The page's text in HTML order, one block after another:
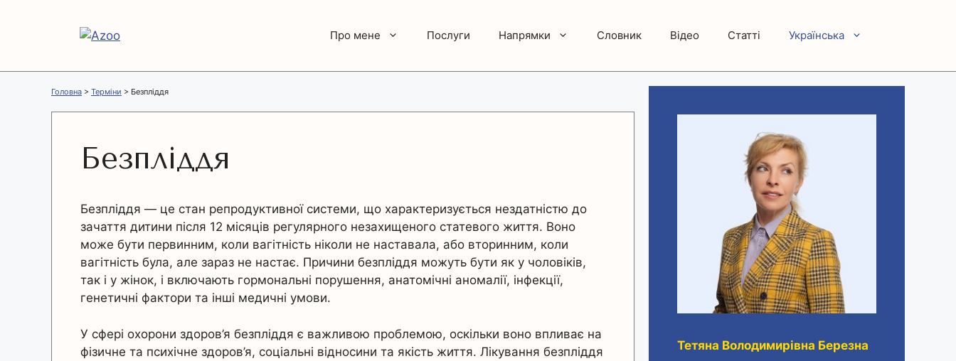
Про мене Послуги Напрямки Словник Відео Статті Українська
Головна > Терміни > Безпліддя
Безпліддя
Безпліддя — це стан репродуктивної системи, що характеризується нездатністю до
зачаття дитини після 12 місяців регулярного незахищеного статевого життя. Воно
може бути первинним, коли вагітність ніколи не наставала, або вторинним, коли
вагітність була, але зараз не настає. Причини безпліддя можуть бути як у чоловіків,
так і у жінок, і включають гормональні порушення, анатомічні аномалії, інфекції,
генетичні фактори та інші медичні умови.
У сфері охорони здоров’я безпліддя є важливою проблемою, оскільки воно впливає на
фізичне та психічне здоров’я, соціальні відносини та якість життя. Лікування безпліддя
Тетяна Володимирівна Березна